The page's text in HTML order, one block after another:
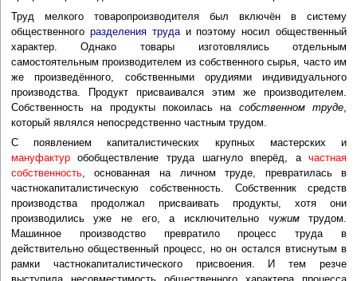
Труд мелкого товаропроизводителя был включён в систему
общественного разделения трудаи поэтому носил общественный
характер. Однако товары изготовлялись отдельным
самостоятельным производителем из собственного сырья, часто им
же произведённого, собственными орудиями индивидуального
производства. Продукт присваивался этим же производителем.
Собственность на продукты покоилась на собственном труде
который являлся непосредственно частным трудом.
С появлением капиталистических крупных мастерских и
мануфактуробобществление труда шагнуло вперёд, ачастная
собственность, основанная на личном труде, превратилась в
частнокапиталистическую собственность. Собственник средств
производства продолжал присваивать продукты, хотя они
производились уже не его, а исключительно чужимтрудом.
Машинное производство превратило процесс труда в
действительно общественный процесс, но он остался втиснутым в
рамки частнокапиталистического присвоения. И тем резче